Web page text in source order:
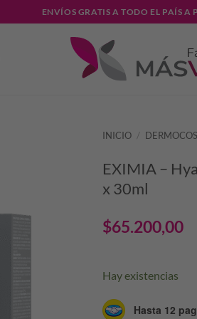
ENVÍOS GRATIS A TODO EL PAÍS A
INICIO /
EXIMIA –
x 30ml
$65.200,00
Hay existencias
Hasta 12